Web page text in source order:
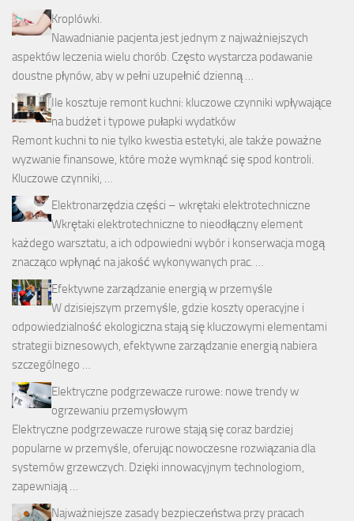
Kroplówki.
Nawadnianie pacjenta jest jednym z najważniejszych
aspektów leczenia wielu chorób. Często wystarcza podawanie
doustne płynów, aby w pełni uzupełnić dzienną …
Ile kosztuje remont kuchni: kluczowe czynniki wpływające
na budżet i typowe pułapki wydatków
Remont kuchni to nie tylko kwestia estetyki, ale także poważne
wyzwanie finansowe, które może wymknąć się spod kontroli.
Kluczowe czynniki, …
Elektronarzędzia części – wkrętaki elektrotechniczne
Wkrętaki elektrotechniczne to nieodłączny element
każdego warsztatu, a ich odpowiedni wybór i konserwacja mogą
znacząco wpłynąć na jakość wykonywanych prac. …
Efektywne zarządzanie energią w przemyśle
W dzisiejszym przemyśle, gdzie koszty operacyjne i
odpowiedzialność ekologiczna stają się kluczowymi elementami
strategii biznesowych, efektywne zarządzanie energią nabiera
szczególnego …
Elektryczne podgrzewacze rurowe: nowe trendy w
ogrzewaniu przemysłowym
Elektryczne podgrzewacze rurowe stają się coraz bardziej
popularne w przemyśle, oferując nowoczesne rozwiązania dla
systemów grzewczych. Dzięki innowacyjnym technologiom,
zapewniają …
Najważniejsze zasady bezpieczeństwa przy pracach